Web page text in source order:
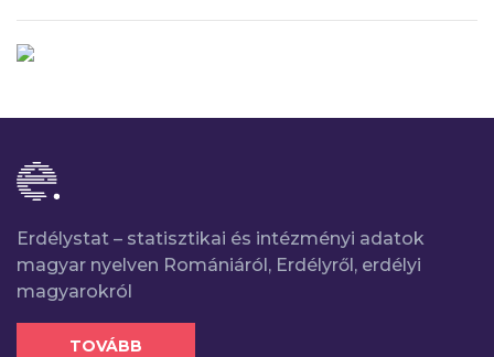
Erdélystat – statisztikai és intézményi adatok
magyar nyelven Romániáról, Erdélyről, erdélyi
magyarokról
TOVÁBB